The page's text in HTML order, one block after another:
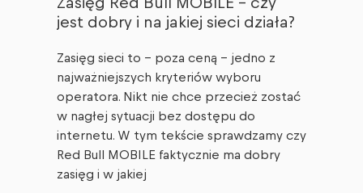
Zasięg Red Bull MOBILE – czy
jest dobry i na jakiej sieci działa?
Zasięg sieci to – poza ceną – jedno z
najważniejszych kryteriów wyboru
operatora. Nikt nie chce przecież zostać
w nagłej sytuacji bez dostępu do
internetu. W tym tekście sprawdzamy czy
Red Bull MOBILE faktycznie ma dobry
zasięg i w jakiej